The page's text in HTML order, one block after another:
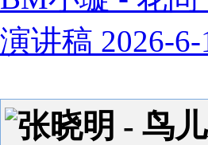
演讲稿 2026-
张晓明 - 鸟